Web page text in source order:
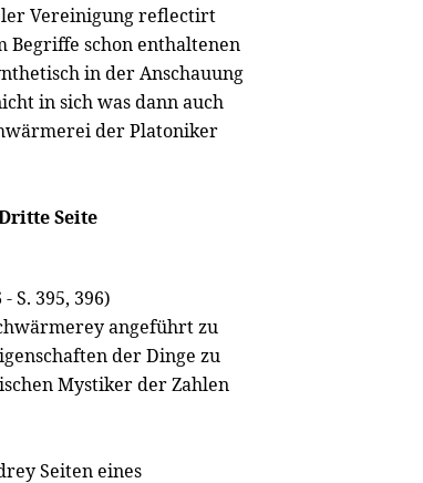
Vereinigung reflectirt
Begriffe schon enthaltenen
in der Anschauung
in sich was dann auch
der Platoniker
Seite
S. 395, 396)
angeführt zu
der Dinge zu
Mystiker der Zahlen
Seiten eines